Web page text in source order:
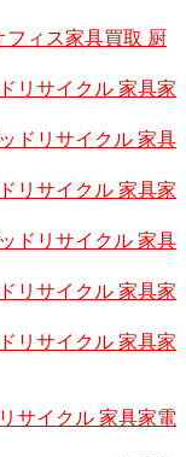
フィス家具買取 厨
リサイクル 家具家
ドリサイクル 家具
リサイクル 家具家
ドリサイクル 家具
リサイクル 家具家
リサイクル 家具家
サイクル 家具家電